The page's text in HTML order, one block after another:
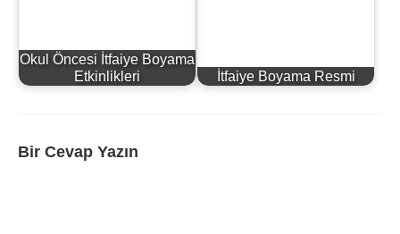
Okul Öncesi İtfaiye Boyama
Etkinlikleri
İtfaiye Boyama Resmi
Bir Cevap Yazın